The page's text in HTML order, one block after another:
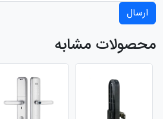
ارسال
محصولات مشابه